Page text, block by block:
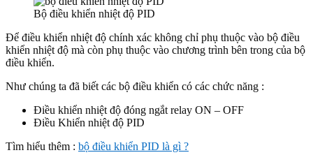
Bộ điều khiển nhiệt độ PID
Để điều khiển nhiệt độ chính xác không chỉ phụ thuộc vào bộ điều
khiển nhiệt độ mà còn phụ thuộc vào chương trình bên trong của bộ
điều khiển.
Như chúng ta đã biết các bộ điều khiển có các chức năng :
Điều khiển nhiệt độ đóng ngắt relay ON – OFF
Điều Khiển nhiệt độ PID
Tìm hiểu thêm : bộ điều khiển PID là gì ?